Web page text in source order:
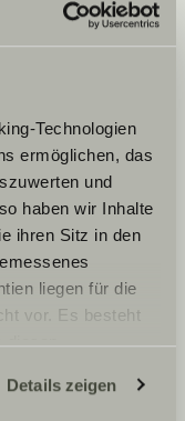
Technologien
ermöglichen, das
und
haben wir Inhalte
ihren Sitz in den
liegen für die
vor. Es besteht
diesen
Daten für
Details zeigen
Sunlight GmbH